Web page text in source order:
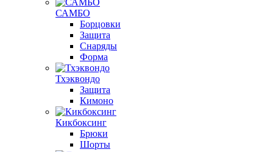
САМБО
Борцовки
Защита
Снаряды
Форма
Тхэквондо
Защита
Кимоно
Кикбоксинг
Брюки
Шорты